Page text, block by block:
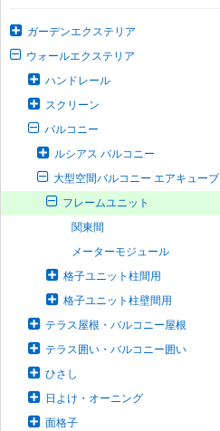
ガーデンエクステリア
ウォールエクステリア
ハンドレール
スクリーン
バルコニー
ルシアス バルコニー
大型空間バルコニー エアキューブ
フレームユニット
関東間
メーターモジュール
格子ユニット柱間用
格子ユニット柱壁間用
テラス屋根・バルコニー屋根
テラス囲い・バルコニー囲い
ひさし
日よけ・オーニング
面格子